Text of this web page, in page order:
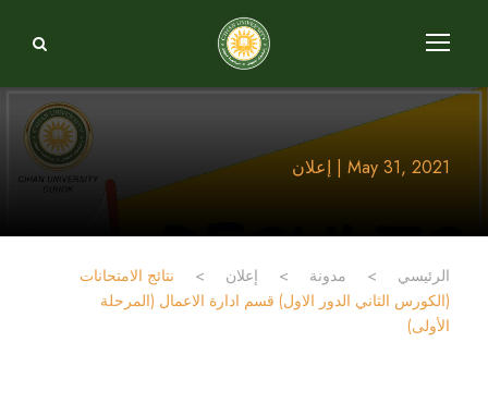
May 31, 2021 | إعلان
الرئيسي > مدونة > إعلان >
نتائج الامتحانات
(الكورس الثاني الدور الاول) قسم ادارة الاعمال (المرحلة
الأولی)